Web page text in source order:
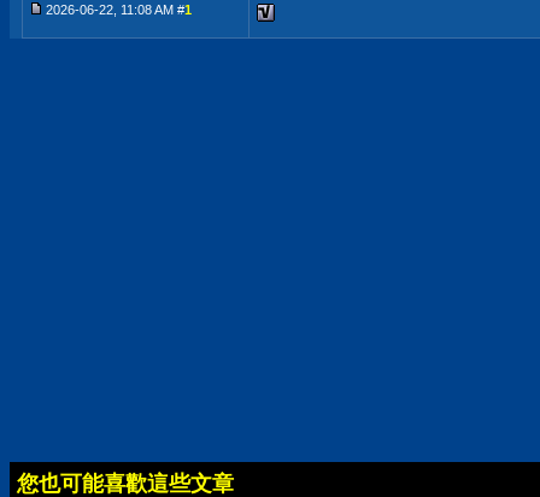
2026-06-22, 11:08 AM #1
您也可能喜歡這些文章